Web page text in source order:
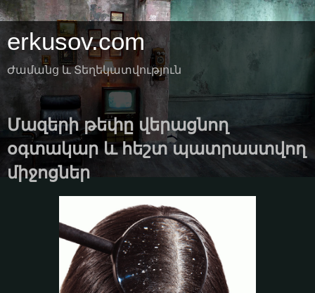
erkusov.com
Ժամանց և Տեղեկատվություն
Մազերի թեփը վերացնող
օգտակար և հեշտ պատրաստվող
միջոցներ